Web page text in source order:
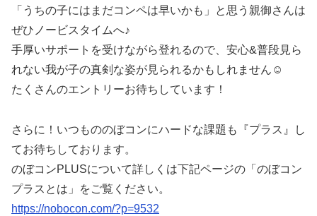
「うちの子にはまだコンペは早いかも」と思う親御さんは
ぜひノービスタイムへ♪
手厚いサポートを受けながら登れるので、安心&普段見ら
れない我が子の真剣な姿が見られるかもしれません☺️
たくさんのエントリーお待ちしています！
さらに！いつもののぼコンにハードな課題も『プラス』し
てお待ちしております。
のぼコンPLUSについて詳しくは下記ページの「のぼコン
プラスとは」をご覧ください。
https://nobocon.com/?p=9532